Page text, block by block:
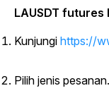
LAUSDT futures
Kunjungi https://
Pilih jenis pesanan.